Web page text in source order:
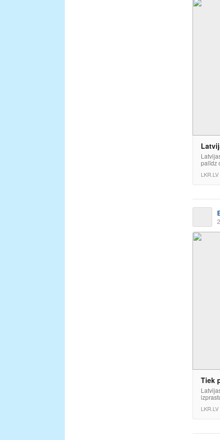
palīdz
LKR.LV
Tiek
LKR.LV